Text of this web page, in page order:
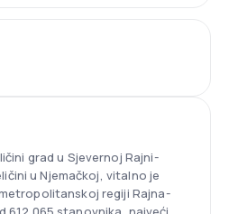
grad u Sjevernoj Rajni-
u Njemačkoj, vitalno je
regiji Rajna-